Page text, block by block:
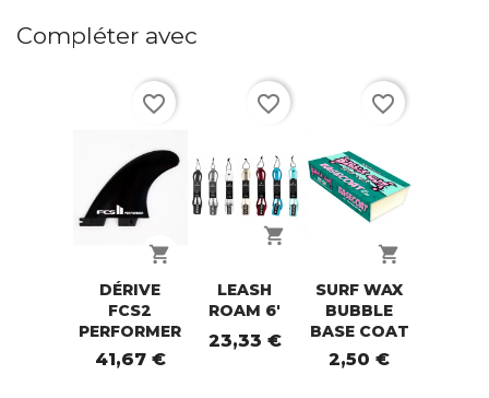
Compléter avec
shopping_cart
DÉRIVE
FCS2
PERFORMER
41,67 €
favorite_border
shopping_cart
LEASH
ROAM 6'
23,33 €
favorite_border
shopping_cart
SURF WAX
BUBBLE
BASE COAT
2,50 €
favorite_border